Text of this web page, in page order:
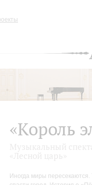
«Король
Иногда миры